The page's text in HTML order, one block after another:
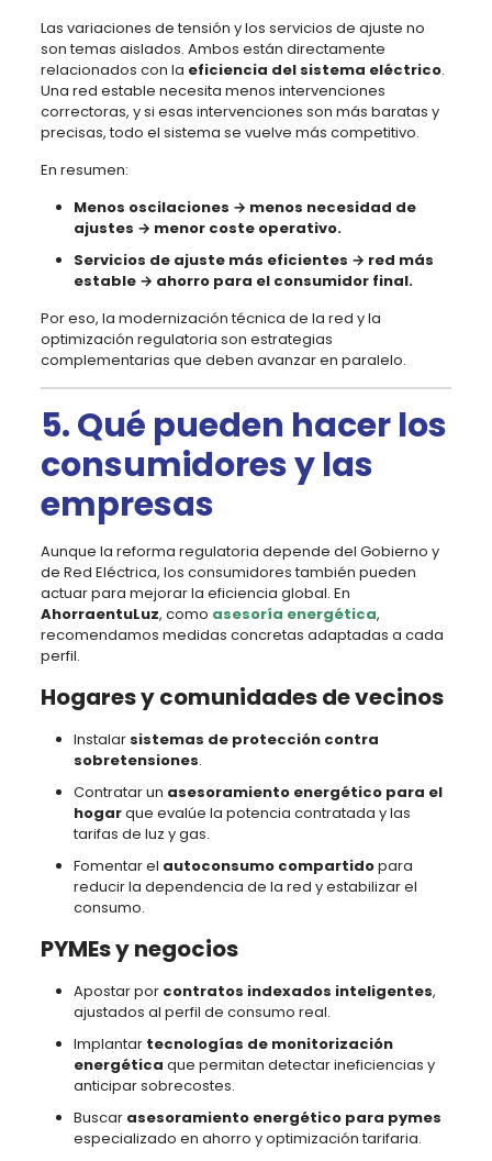
Las variaciones de tensión y los servicios de ajuste no
son temas aislados. Ambos están directamente
relacionados con la eficiencia del sistema eléctrico.
Una red estable necesita menos intervenciones
correctoras, y si esas intervenciones son más baratas y
precisas, todo el sistema se vuelve más competitivo.
En resumen:
Menos oscilaciones → menos necesidad de
ajustes → menor coste operativo.
Servicios de ajuste más eficientes → red más
estable → ahorro para el consumidor final.
Por eso, la modernización técnica de la red y la
optimización regulatoria son estrategias
complementarias que deben avanzar en paralelo.
5. Qué pueden hacer los
consumidores y las
empresas
Aunque la reforma regulatoria depende del Gobierno y
de Red Eléctrica, los consumidores también pueden
actuar para mejorar la eficiencia global. En
AhorraentuLuz, como asesoría energética,
recomendamos medidas concretas adaptadas a cada
perfil.
Hogares y comunidades de vecinos
Instalar sistemas de protección contra
sobretensiones.
Contratar un asesoramiento energético para el
hogarque evalúe la potencia contratada y las
tarifas de luz y gas.
Fomentar el autoconsumo compartidopara
reducir la dependencia de la red y estabilizar el
consumo.
PYMEs y negocios
Apostar por contratos indexados inteligentes,
ajustados al perfil de consumo real.
Implantar tecnologías de monitorización
energética que permitan detectar ineficiencias y
anticipar sobrecostes.
Buscar asesoramiento energético para pymes
especializado en ahorro y optimización tarifaria.